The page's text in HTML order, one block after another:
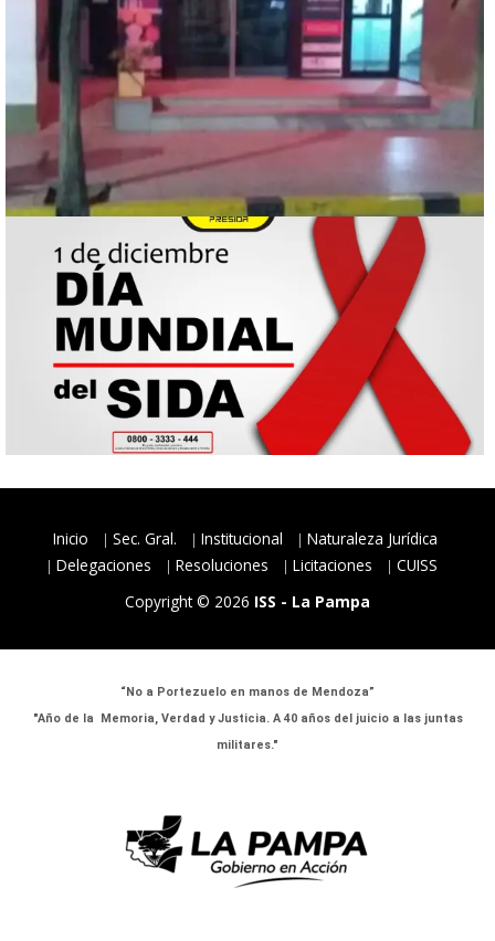
Inicio Sec. Gral. Institucional
Naturaleza Jurídica
Delegaciones
Resoluciones Licitaciones
CUISS
Copyright © 2026 ISS - La Pampa
“No a Portezuelo en manos de Mendoza”
"Año de la Memoria, Verdad y Justicia. A 40 años del juicio a las juntas
militares."